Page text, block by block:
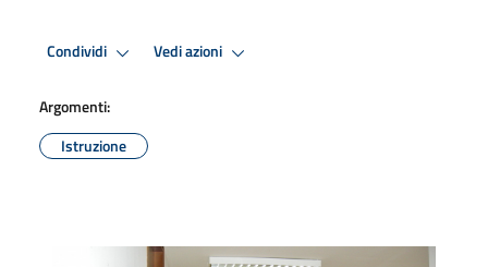
Condividi Vedi azioni
Argomenti:
Istruzione